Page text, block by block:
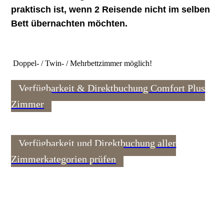
praktisch ist, wenn 2 Reisende nicht im selben
Bett übernachten möchten.
Doppel- / Twin- / Mehrbettzimmer möglich!
Verfügbarkeit & Direktbuchung Comfort Plus
Zimmer
Verfügbarkeit und Direktbuchung aller
Zimmerkategorien prüfen